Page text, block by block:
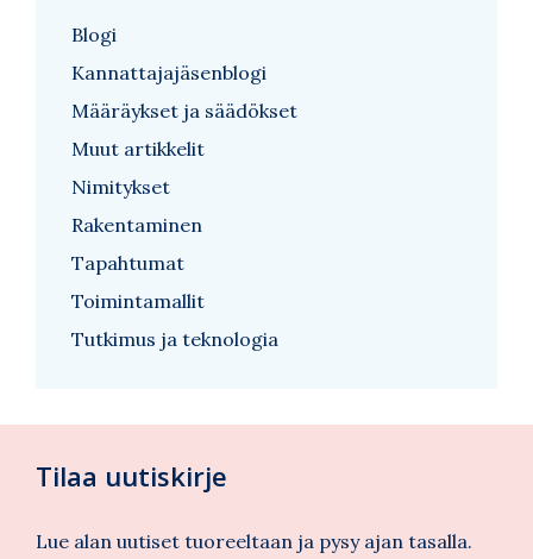
Blogi
Kannattajajäsenblogi
Määräykset ja säädökset
Muut artikkelit
Nimitykset
Rakentaminen
Tapahtumat
Toimintamallit
Tutkimus ja teknologia
Tilaa uutiskirje
Lue alan uutiset tuoreeltaan ja pysy ajan tasalla.